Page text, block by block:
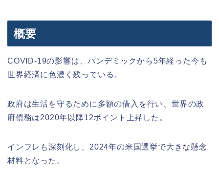
概要
COVID-19の影響は、パンデミックから5年経った今も
世界経済に色濃く残っている。
政府は生活を守るために多額の借入を行い、世界の政
府債務は2020年以降12ポイント上昇した。
インフレも深刻化し、2024年の米国選挙で大きな懸念
材料となった。